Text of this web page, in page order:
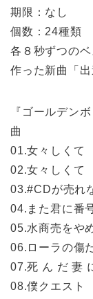
期限：なし
個数：24種類
各８秒ずつの
作った新曲「出
『ゴールデン
曲
01.女々しくて
02.女々しくて
03.#CDが売れ
04.また君に番
05.水商売をや
06.ローラの傷
07.死 ん だ 妻
08.僕クエスト